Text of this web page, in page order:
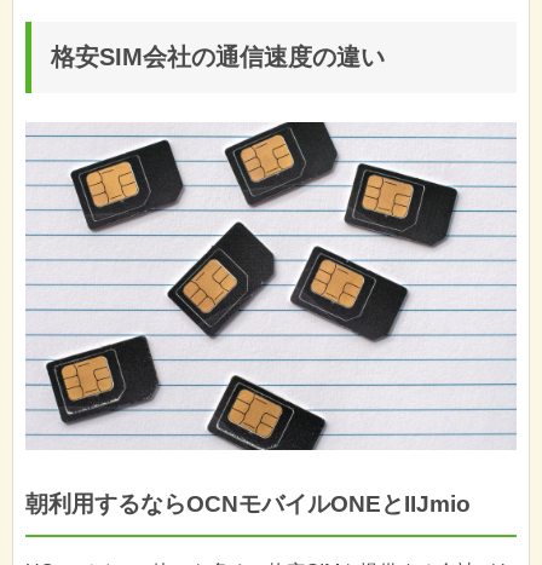
格安SIM会社の通信速度の違い
朝利用するならOCNモバイルONEとIIJmio